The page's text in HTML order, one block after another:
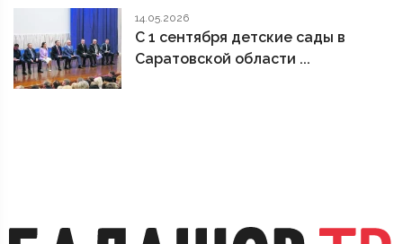
14.05.2026
С 1 сентября детские сады в
Саратовской области ...